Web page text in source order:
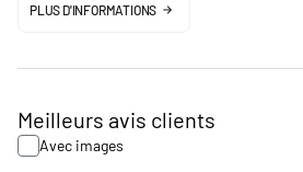
PLUS D'INFORMATIONS
Meilleurs avis clients
Avec images